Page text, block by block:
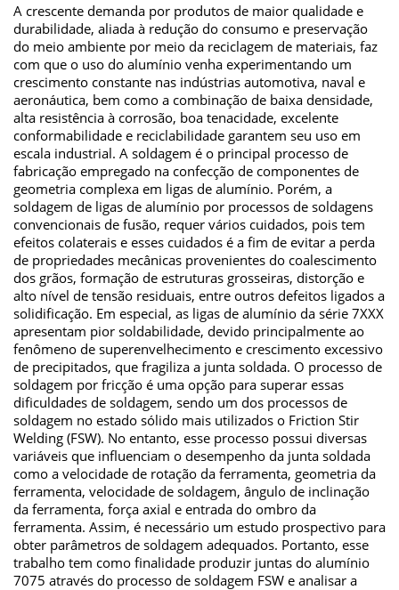
A crescente demanda por produtos de maior qualidade e
durabilidade, aliada à redução do consumo e preservação
do meio ambiente por meio da reciclagem de materiais, faz
com que o uso do alumínio venha experimentando um
crescimento constante nas indústrias automotiva, naval e
aeronáutica, bem como a combinação de baixa densidade,
alta resistência à corrosão, boa tenacidade, excelente
conformabilidade e reciclabilidade garantem seu uso em
escala industrial. A soldagem é o principal processo de
fabricação empregado na confecção de componentes de
geometria complexa em ligas de alumínio. Porém, a
soldagem de ligas de alumínio por processos de soldagens
convencionais de fusão, requer vários cuidados, pois tem
efeitos colaterais e esses cuidados é a fim de evitar a perda
de propriedades mecânicas provenientes do coalescimento
dos grãos, formação de estruturas grosseiras, distorção e
alto nível de tensão residuais, entre outros defeitos ligados a
solidificação. Em especial, as ligas de alumínio da série 7XXX
apresentam pior soldabilidade, devido principalmente ao
fenômeno de superenvelhecimento e crescimento excessivo
de precipitados, que fragiliza a junta soldada. O processo de
soldagem por fricção é uma opção para superar essas
dificuldades de soldagem, sendo um dos processos de
soldagem no estado sólido mais utilizados o Friction Stir
Welding (FSW). No entanto, esse processo possui diversas
variáveis que influenciam o desempenho da junta soldada
como a velocidade de rotação da ferramenta, geometria da
ferramenta, velocidade de soldagem, ângulo de inclinação
da ferramenta, força axial e entrada do ombro da
ferramenta. Assim, é necessário um estudo prospectivo para
obter parâmetros de soldagem adequados. Portanto, esse
trabalho tem como finalidade produzir juntas do alumínio
7075 através do processo de soldagem FSW e analisar a